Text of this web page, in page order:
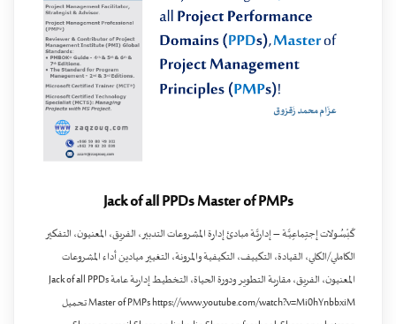
Jack of all PPDs Master of PMPs
كَبْسُـولات إجتِماعِيَّـة – إداريَّـة مبادئ إدارة المشروعات التدبير، الفريق، المعنيون، التفكير
الكاملي/الكلي، القيادة، التكييف، التكيفية والمرونة، التغيير ميادين أداء المشروعات
المعنيون، الفريق، مقاربة التطوير ودورة الحياة، التخطيط إدارية عامة Jack of all PPDs
Master of PMPs https://www.youtube.com/watch?v=Mi0hYnbbxiM تحميل